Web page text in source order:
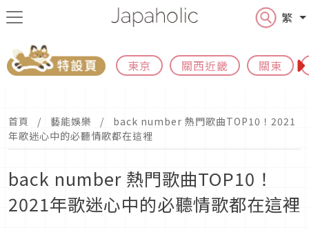
繁
東京 關西近畿 關東
首頁 藝能娛樂
back number 熱門歌曲TOP10！2021
年歌迷心中的必聽情歌都在這裡
back number 熱門歌曲TOP10！
2021年歌迷心中的必聽情歌都在這裡